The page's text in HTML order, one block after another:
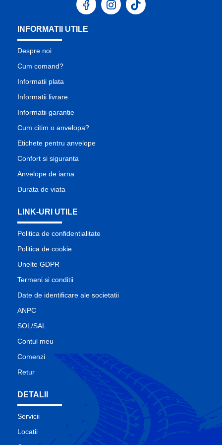
INFORMATII UTILE
Despre noi
Cum comand?
Informatii plata
Informatii livrare
Informatii garantie
Cum citim o anvelopa?
Etichete pentru anvelope
Confort si siguranta
Anvelope de iarna
Durata de viata
LINK-URI UTILE
Politica de confidentialitate
Politica de cookie
Unelte GDPR
Termeni si conditii
Date de identificare ale societatii
ANPC
SOL/SAL
Contul meu
Comenzi
Retur
DETALII
Servicii
Locatii